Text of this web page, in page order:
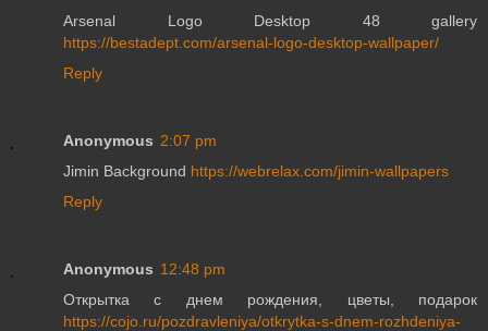
Arsenal Logo Desktop 48 gallery
https://bestadept.com/arsenal-logo-desktop-wallpaper/
Reply
Anonymous 2:07 pm
Jimin Background https://webrelax.com/jimin-wallpapers
Reply
Anonymous 12:48 pm
Открытка с днем рождения, цветы, подарок
https://cojo.ru/pozdravleniya/otkrytka-s-dnem-rozhdeniya-